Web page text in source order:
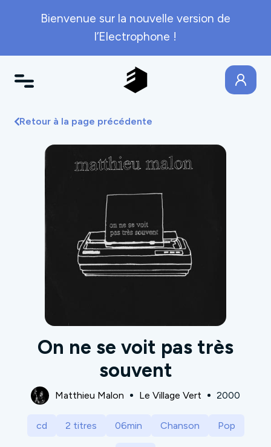
Bienvenue sur la nouvelle version de
l’Electrophone !
Retour à la page précédente
On ne se voit pas très
souvent
Matthieu Malon Le Village Vert 2000
cd 2 titres 06min Chanson Pop